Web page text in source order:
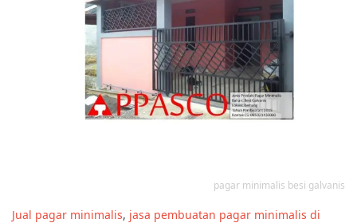
pagar minimalis besi galvanis
Jual pagar minimalis, jasa pembuatan pagar minimalis di